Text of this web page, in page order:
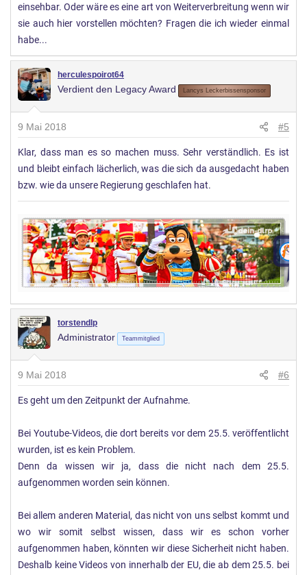
einsehbar. Oder wäre es eine art von Weiterverbreitung wenn wir
sie auch hier vorstellen möchten? Fragen die ich wieder einmal
habe...
herculespoirot64
Verdient den Legacy Award Lancys Leckerbissensponsor
9 Mai 2018 #5
Klar, dass man es so machen muss. Sehr verständlich. Es ist
und bleibt einfach lächerlich, was die sich da ausgedacht haben
bzw. wie da unsere Regierung geschlafen hat.
torstendlp
Administrator Teammitglied
9 Mai 2018 #6
Es geht um den Zeitpunkt der Aufnahme.
Bei Youtube-Videos, die dort bereits vor dem 25.5. veröffentlicht
wurden, ist es kein Problem.
Denn da wissen wir ja, dass die nicht nach dem 25.5.
aufgenommen worden sein können.
Bei allem anderen Material, das nicht von uns selbst kommt und
wo wir somit selbst wissen, dass wir es schon vorher
aufgenommen haben, könnten wir diese Sicherheit nicht haben.
Deshalb keine Videos von innerhalb der EU, die ab dem 25.5. bei